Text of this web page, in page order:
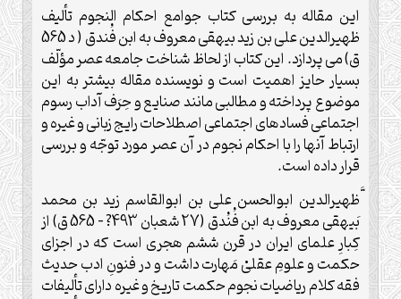
اين مقاله به بررسى‏ كتاب جوامع احكام النجوم تأليف
ظهيرالدين على بن زيد بيهقى معروف به‏ ابن فُندق ( د 565
ق) مى‏ پردازد. اين‏ كتاب از لحاظ شناخت جامعه عصر مؤلّف
بسيار حايز اهميت است و نويسنده مقاله بيشتر به اين
موضوع پرداخته و مطالبى مانند صنايع و حِرَف آداب رسوم
اجتماعى فسادهاى اجتماعى اصطلاحات رايج زبانى و غيره و
ارتباط آنها را با احكام نجوم در آن عصر مورد توجّه و بررسى
قرار داده است.
َّظهيرالدين ابوالحسن على بن ابوالقاسم زيد بن محمد
بَيهقى معروف به ابن فُنُدق (27 شعبان 493? – 565 ق) از
كِبارِ علماى ايران در قرن ششم هجرى است كه در اجزاى
حكمت و علومِ عقلىْ مَهارت داشت و در فنونِ ادب حديث
فقه كلام رياضيات نجوم حكمت تاريخ و غيره داراى تأليفات